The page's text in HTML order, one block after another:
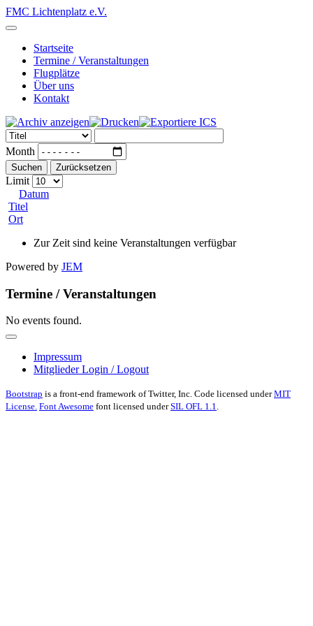
FMC Lichtenplatz e.V.
Startseite
Termine / Veranstaltungen
Flugplätze
Über uns
Kontakt
Month
Suchen Zurücksetzen
Limit
Datum
Titel
Ort
Zur Zeit sind keine Veranstaltungen verfügbar
Powered by JEM
Termine / Veranstaltungen
No events found.
Impressum
Mitglieder Login / Logout
Bootstrap is a front-end framework of Twitter, Inc. Code licensed underMIT
License. Font Awesome font licensed underSIL OFL 1.1.